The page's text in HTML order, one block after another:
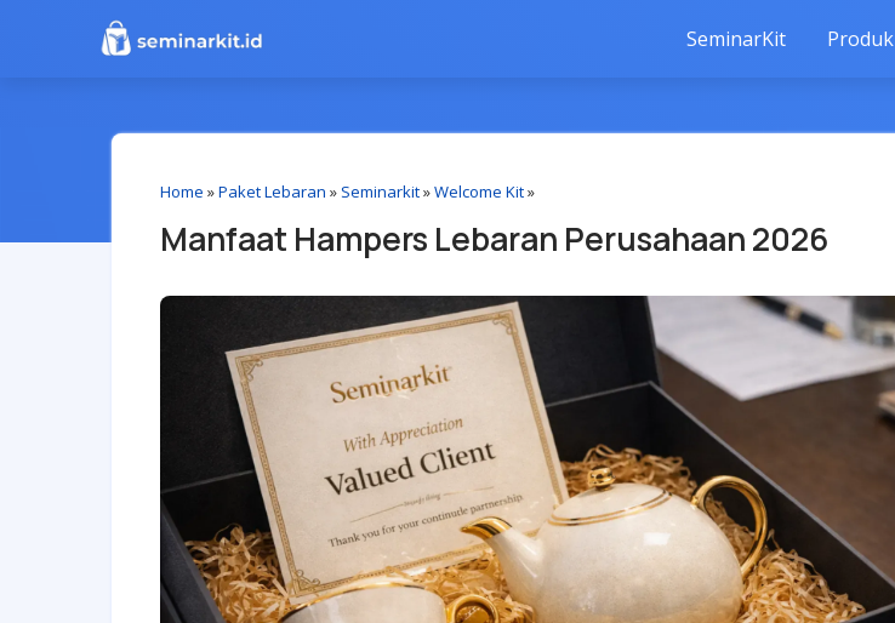
SeminarKit Produk
Home »Paket Lebaran » Seminarkit»Welcome Kit»
Manfaat Hampers Lebaran Perusahaan 2026